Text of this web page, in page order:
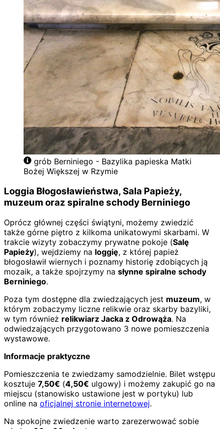
grób Berniniego - Bazylika papieska Matki
Bożej Większej w Rzymie
Loggia Błogosławieństwa, Sala Papieży,
muzeum oraz spiralne schody Berniniego
Oprócz głównej części świątyni, możemy zwiedzić
także górne piętro z kilkoma unikatowymi skarbami. W
trakcie wizyty zobaczymy prywatne pokoje (Salę
Papieży), wejdziemy na loggię, z której papież
błogosławił wiernych i poznamy historię zdobiących ją
mozaik, a także spojrzymy na słynne spiralne schody
Berniniego.
Poza tym dostępne dla zwiedzających jest muzeum, w
którym zobaczymy liczne relikwie oraz skarby bazyliki,
w tym również relikwiarz Jacka z Odrowąża. Na
odwiedzających przygotowano 3 nowe pomieszczenia
wystawowe.
Informacje praktyczne
Pomieszczenia te zwiedzamy samodzielnie. Bilet wstępu
kosztuje 7,50€ (4,50€ ulgowy) i możemy zakupić go na
miejscu (stanowisko ustawione jest w portyku) lub
online na oficjalnej stronie internetowej.
Na spokojne zwiedzenie warto zarezerwować sobie